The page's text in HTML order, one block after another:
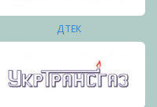
ДТЕК